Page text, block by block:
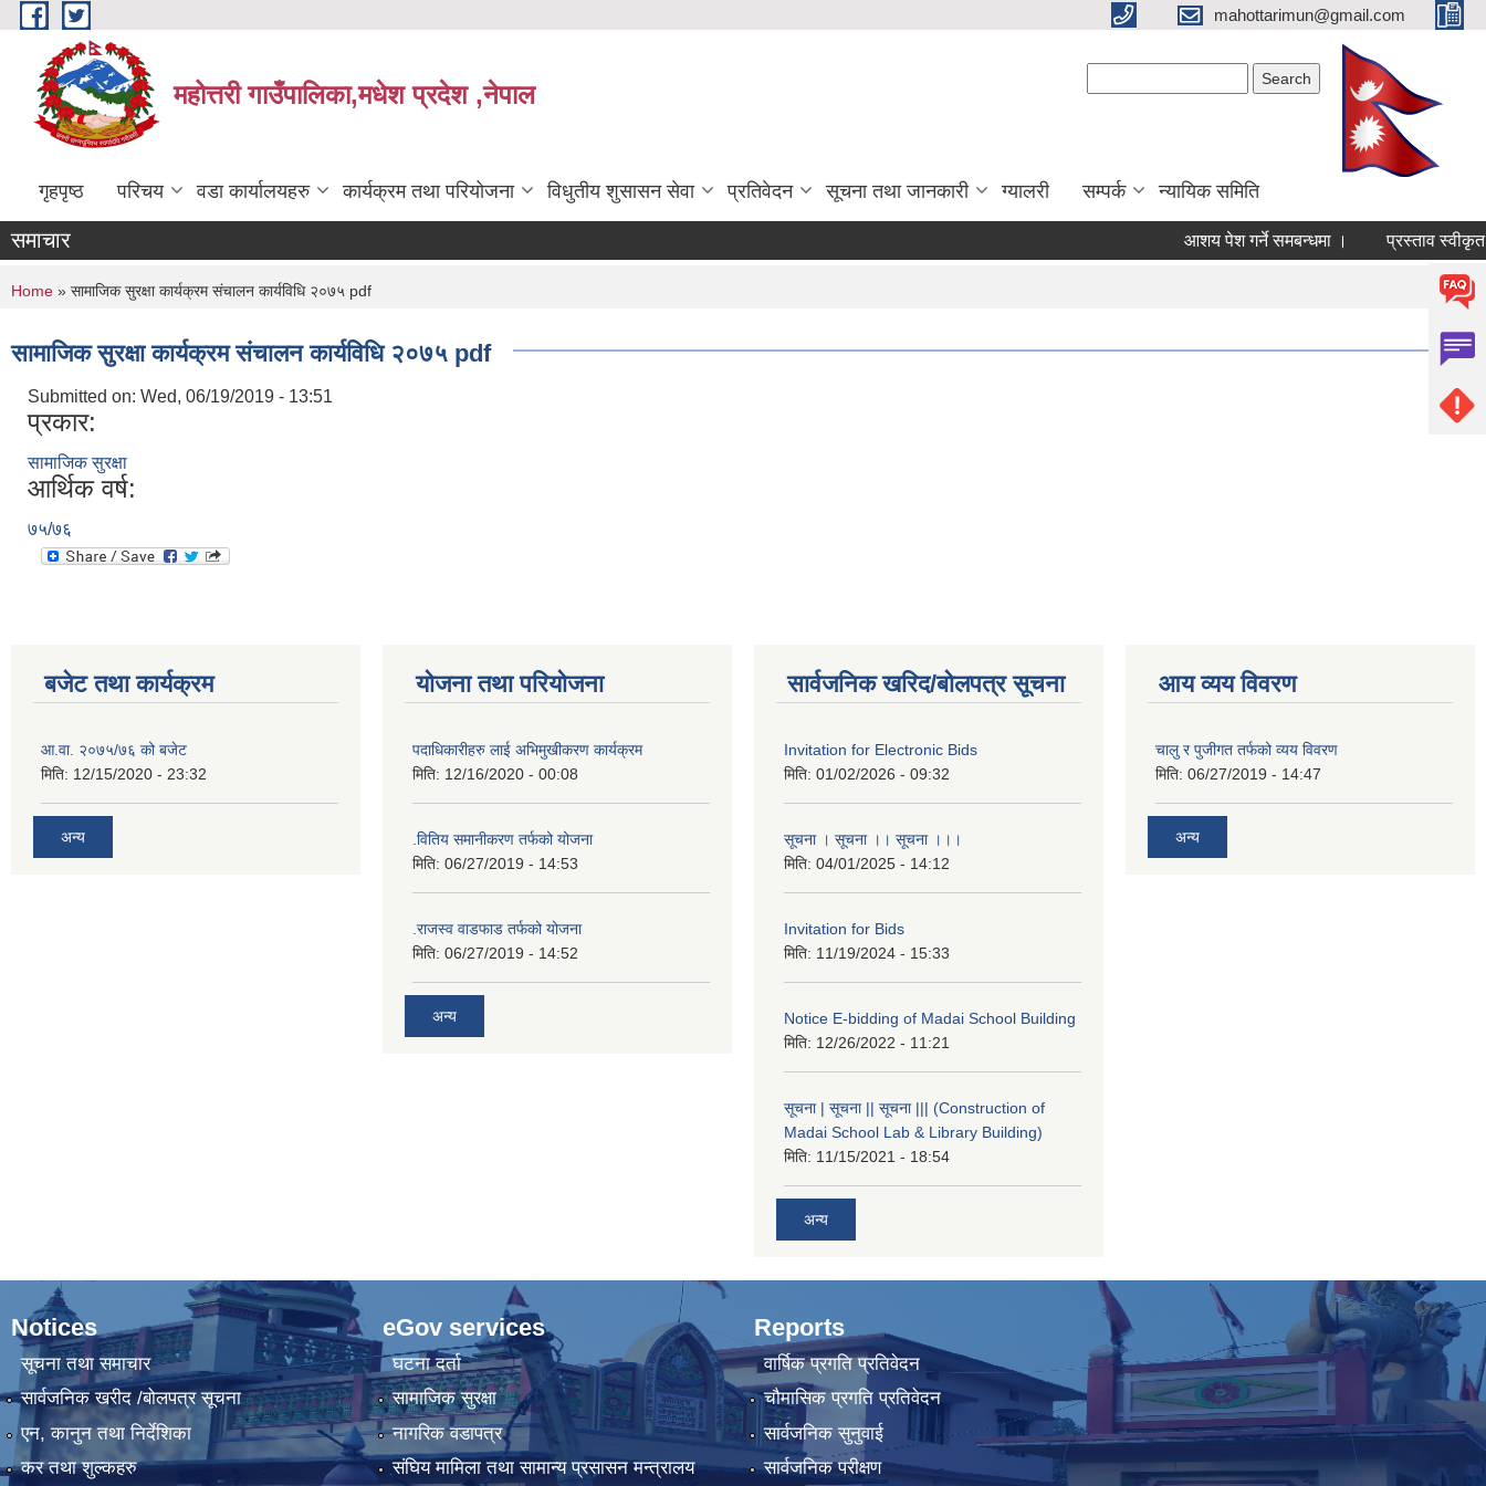
Skip to main content mahottarimun@gmail.com
महोत्तरी गाउँपालिका,मधेश प्रदेश ,नेपाल
गृहपृष्ठ परिचय वडा कार्यालयहरु कार्यक्रम तथा परियोजना विधुतीय शुसासन सेवा प्रतिवेदन सूचना तथा जानकारी ग्यालरी सम्पर्क न्यायिक समिति
समाचार आशय पेश गर्ने समबन्धमा । प्रस्ताव स्वीकृत
You are here
Home » सामाजिक सुरक्षा कार्यक्रम संचालन कार्यविधि २०७५ pdf
सामाजिक सुरक्षा कार्यक्रम संचालन कार्यविधि २०७५ pdf
Submitted on: Wed, 06/19/2019 - 13:51
प्रकार:
सामाजिक सुरक्षा
आर्थिक वर्ष:
७५/७६
बजेट तथा कार्यक्रम
आ.वा. २०७५/७६ को बजेट
मिति: 12/15/2020 - 23:32
अन्य
योजना तथा परियोजना
पदाधिकारीहरु लाई अभिमुखीकरण कार्यक्रम
मिति: 12/16/2020 - 00:08
.वितिय समानीकरण तर्फको योजना
मिति: 06/27/2019 - 14:53
.राजस्व वाडफाड तर्फको योजना
मिति: 06/27/2019 - 14:52
अन्य
सार्वजनिक खरिद/बोलपत्र सूचना
Invitation for Electronic Bids
मिति: 01/02/2026 - 09:32
सूचना । सूचना ।। सूचना ।।।
मिति: 04/01/2025 - 14:12
Invitation for Bids
मिति: 11/19/2024 - 15:33
Notice E-bidding of Madai School Building
मिति: 12/26/2022 - 11:21
सूचना | सूचना || सूचना ||| (Construction of
Madai School Lab & Library Building)
मिति: 11/15/2021 - 18:54
अन्य
आय व्यय विवरण
चालु र पुजीगत तर्फको व्यय विवरण
मिति: 06/27/2019 - 14:47
अन्य
Notices
सूचना तथा समाचार
सार्वजनिक खरीद /बोलपत्र सूचना
एन, कानुन तथा निर्देशिका
कर तथा शुल्कहरु
eGov services
घटना दर्ता
सामाजिक सुरक्षा
नागरिक वडापत्र
संघिय मामिला तथा सामान्य प्रसासन मन्त्रालय
Reports
वार्षिक प्रगति प्रतिवेदन
चौमासिक प्रगति प्रतिवेदन
सार्वजनिक सुनुवाई
सार्वजनिक परीक्षण